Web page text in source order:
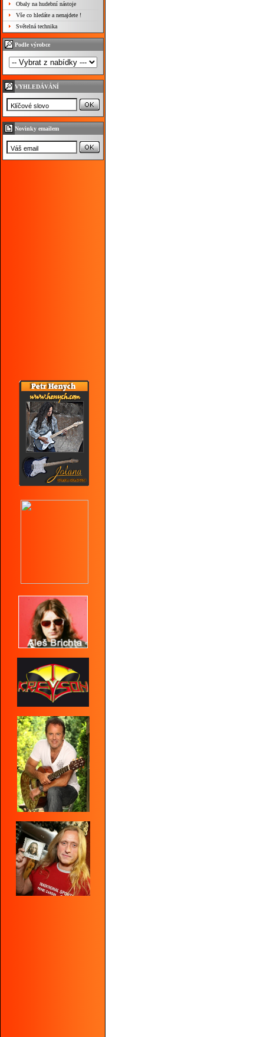
Obaly na hudební nástoje
Vše co hledáte a nenajdete !
Světelná technika
Podle výrobce
VYHLEDÁVÁNÍ
Novinky emailem